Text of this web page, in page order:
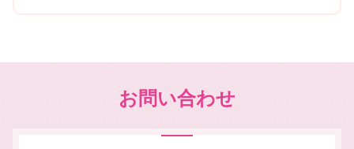
お問い合わせ